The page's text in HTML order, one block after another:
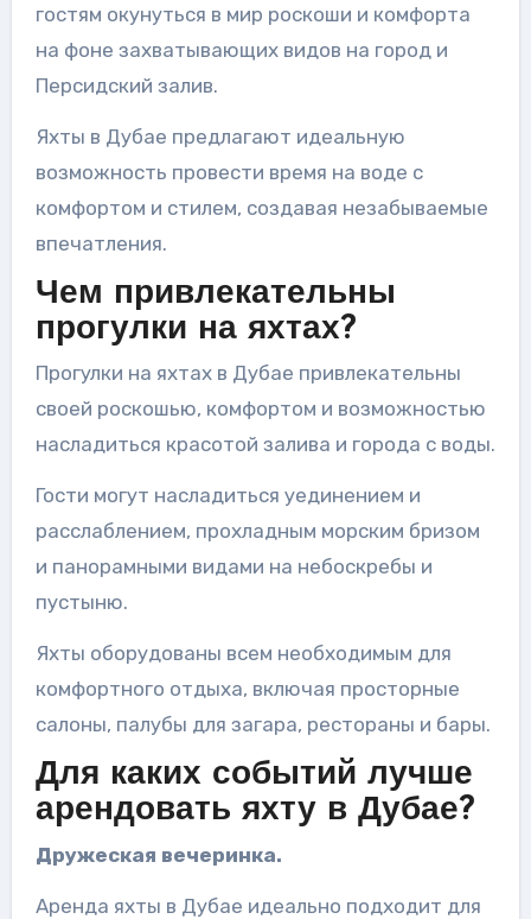
гостям окунуться в мир роскоши и комфорта
на фоне захватывающих видов на город и
Персидский залив.
Яхты в Дубае предлагают идеальную
возможность провести время на воде с
комфортом и стилем, создавая незабываемые
впечатления.
Чем привлекательны
прогулки на яхтах?
Прогулки на яхтах в Дубае привлекательны
своей роскошью, комфортом и возможностью
насладиться красотой залива и города с воды.
Гости могут насладиться уединением и
расслаблением, прохладным морским бризом
и панорамными видами на небоскребы и
пустыню.
Яхты оборудованы всем необходимым для
комфортного отдыха, включая просторные
салоны, палубы для загара, рестораны и бары.
Для каких событий лучше
арендовать яхту в Дубае?
Дружеская вечеринка.
Аренда яхты в Дубае идеально подходит для